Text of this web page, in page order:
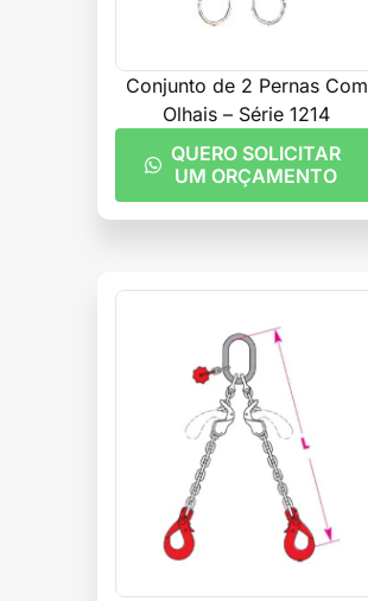
Conjunto de 2 Pernas Com
Olhais – Série 1214
QUERO SOLICITAR
UM ORÇAMENTO